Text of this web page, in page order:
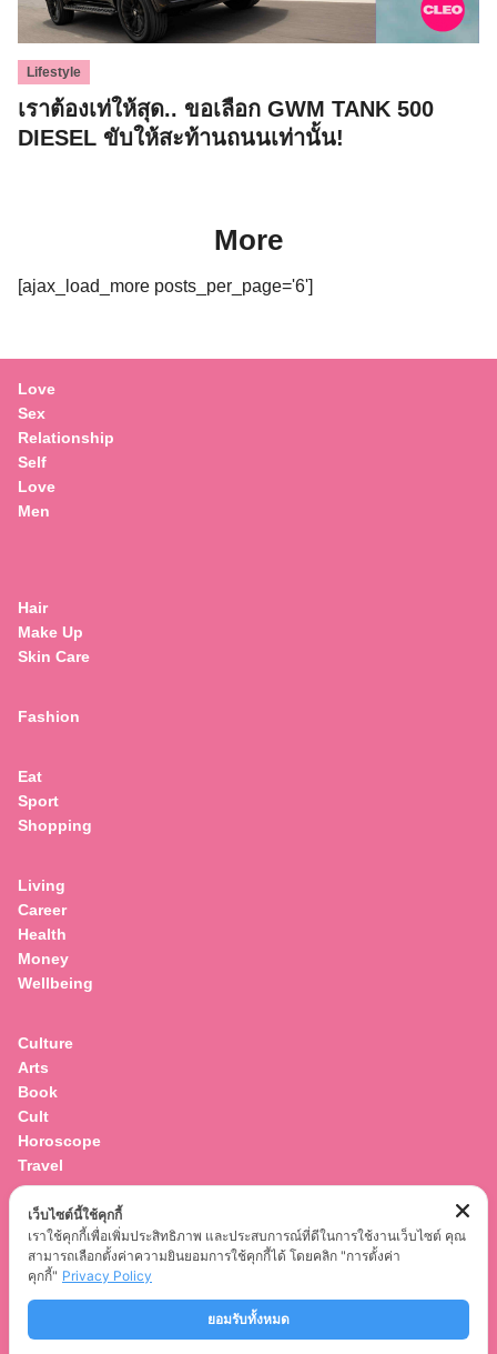
Lifestyle
เราต้องเท่ให้สุด.. ขอเลือก GWM TANK 500
DIESEL ขับให้สะท้านถนนเท่านั้น!
More
[ajax_load_more posts_per_page='6']
Love
Sex
Relationship
Self
Love
Men
Hair
Make Up
Skin Care
Fashion
Eat
Sport
Shopping
Living
Career
Health
Money
Wellbeing
Culture
Arts
Book
Cult
Horoscope
Travel
Entertainment
Celebrity
Movies
Musics
เว็บไซต์นี้ใช้คุกกี้
เราใช้คุกกี้เพื่อเพิ่มประสิทธิภาพ และประสบการณ์ที่ดีในการใช้งานเว็บไซต์ คุณ
สามารถเลือกตั้งค่าความยินยอมการใช้คุกกี้ได้ โดยคลิก "การตั้งค่า
คุกกี้" Privacy Policy
ยอมรับทั้งหมด